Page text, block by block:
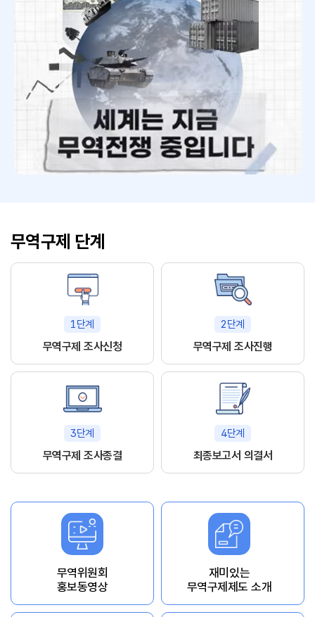
무역구제 단계
1단계
무역구제 조사신청
2단계
무역구제 조사진행
3단계
무역구제 조사종결
4단계
최종보고서 의결서
무역위원회
홍보동영상
재미있는
무역구제제도 소개